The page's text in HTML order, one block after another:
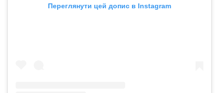
Переглянути цей допис в Instagram